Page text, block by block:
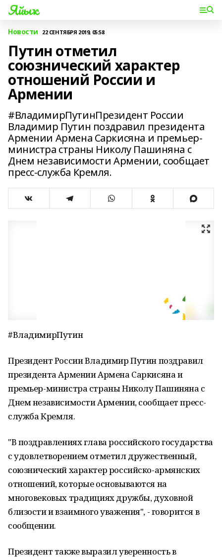
Яйыҡ
Новости 22 СЕНТЯБРЯ 2019, 05:58
Путин отметил
союзнический характер
отношений России и
Армении
#ВладимирПутинПрезидент России
Владимир Путин поздравил президента
Армении Армена Саркисяна и премьер-
министра страны Николу Пашиняна с
Днем независимости Армении, сообщает
пресс-служба Кремля.
#ВладимирПутин
Президент России Владимир Путин поздравил
президента Армении Армена Саркисяна и
премьер-министра страны Николу Пашиняна с
Днем независимости Армении, сообщает пресс-
служба Кремля.
"В поздравлениях глава российского государства
с удовлетворением отметил дружественный,
союзнический характер российско-армянских
отношений, которые основываются на
многовековых традициях дружбы, духовной
близости и взаимного уважения", - говорится в
сообщении.
Президент также выразил уверенность в